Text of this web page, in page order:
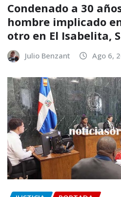
Condenado a 30
hombre implicado
otro en El Isabelita,
Julio Benzant Ago 6,